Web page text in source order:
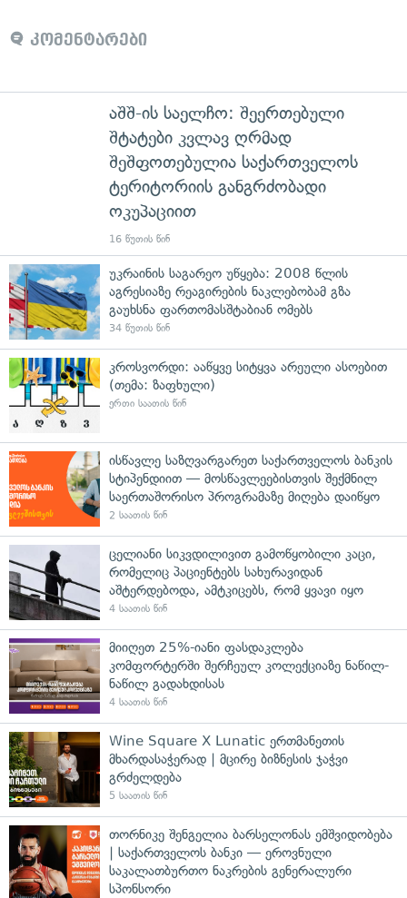
კომენტარები
აშშ-ის საელჩო: შეერთებული
შტატები კვლავ ღრმად
შეშფოთებულია საქართველოს
ტერიტორიის განგრძობადი
ოკუპაციით
16 წუთის წინ
უკრაინის საგარეო უწყება: 2008 წლის
აგრესიაზე რეაგირების ნაკლებობამ გზა
გაუხსნა ფართომასშტაბიან ომებს
34 წუთის წინ
კროსვორდი: ააწყვე სიტყვა არეული ასოებით
(თემა: ზაფხული)
ერთი საათის წინ
ისწავლე საზღვარგარეთ საქართველოს ბანკის
სტიპენდიით — მოსწავლეებისთვის შექმნილ
საერთაშორისო პროგრამაზე მიღება დაიწყო
2 საათის წინ
ცელიანი სიკვდილივით გამოწყობილი კაცი,
რომელიც პაციენტებს სახურავიდან
აშტერდებოდა, ამტკიცებს, რომ ყვავი იყო
4 საათის წინ
მიიღეთ 25%-იანი ფასდაკლება
კომფორტერში შერჩეულ კოლექციაზე ნაწილ-
ნაწილ გადახდისას
4 საათის წინ
Wine Square X Lunatic ერთმანეთის
მხარდასაჭერად | მცირე ბიზნესის ჯაჭვი
გრძელდება
5 საათის წინ
თორნიკე შენგელია ბარსელონას ემშვიდობება
| საქართველოს ბანკი — ეროვნული
საკალათბურთო ნაკრების გენერალური
სპონსორი